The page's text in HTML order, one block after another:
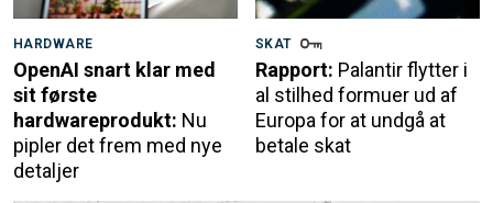
HARDWARE
OpenAI snart klar med
sit første
hardwareprodukt: Nu
pipler det frem med nye
detaljer
SKAT
Rapport: Palantir flytter i
al stilhed formuer ud af
Europa for at undgå at
betale skat